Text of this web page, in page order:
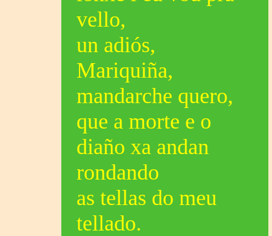
vello,
un adiós,
Mariquiña,
mandarche quero,
que a morte e o
diaño xa andan
rondando
as tellas do meu
tellado.